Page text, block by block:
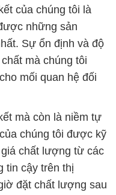
của chúng tôi là
những sản
Sự ổn định và độ
mà chúng tôi
mối quan hệ đối
mà còn là niềm tự
chúng tôi được kỹ
chất lượng từ các
tin cậy trên thị
đặt chất lượng sau